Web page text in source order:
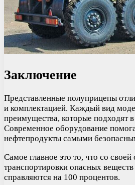
Заключение
Представленные полуприцепы
и комплектацией. Каждый вид
преимущества, которые подходят
Современное оборудование
нефтепродукты самыми
Самое главное это то, что со
транспортировки опасных
справляются на 100 процентов.